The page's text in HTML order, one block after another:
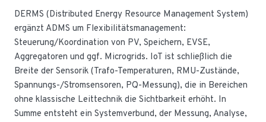
DERMS (Distributed Energy Resource Management System)
ergänzt ADMS um Flexibilitätsmanagement:
Steuerung/Koordination von PV, Speichern, EVSE,
Aggregatoren und ggf. Microgrids. IoT ist schließlich die
Breite der Sensorik (Trafo-Temperaturen, RMU-Zustände,
Spannungs-/Stromsensoren, PQ-Messung), die in Bereichen
ohne klassische Leittechnik die Sichtbarkeit erhöht. In
Summe entsteht ein Systemverbund, der Messung, Analyse,